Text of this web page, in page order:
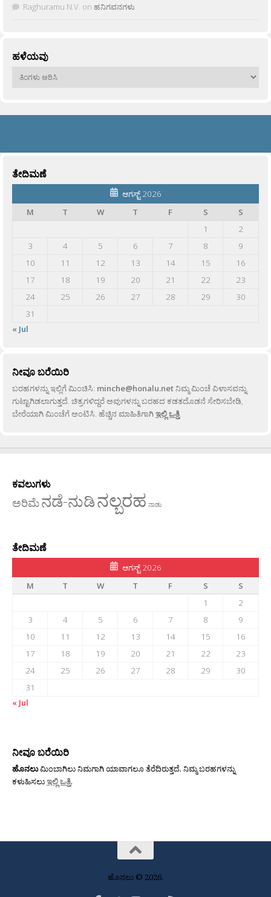
Raghuramu N.V. on ಹನಿಗವನಗಳು
ಹಳೆಯವು
ಹಳೆಯವು
ತೇದಿಮಣೆ
ಆಗಸ್ಟ್ 2026
M
T W T F S
S
1
2
3
4 5 6 7 8
9
10
11 12 13 14 15
16
17
18 19 20 21 22
23
24
25 26 27 28 29
30
31
« Jul
ನೀವೂ ಬರೆಯಿರಿ
ಬರಹಗಳನ್ನು ಇಲ್ಲಿಗೆ ಮಿಂಚಿಸಿ: minche@honalu.netನಿಮ್ಮ ಮಿಂಚೆ ವಿಳಾಸವನ್ನು
ಗುಟ್ಟಾಗಿಡಲಾಗುತ್ತದೆ. ಚಿತ್ರಗಳಿದ್ದರೆ ಅವುಗಳನ್ನು ಬರಹದ ಕಡತದೊಡನೆ ಸೇರಿಸಬೇಡಿ,
ಬೇರೆಯಾಗಿ ಮಿಂಚೆಗೆ ಅಂಟಿಸಿ. ಹೆಚ್ಚಿನ ಮಾಹಿತಿಗಾಗಿಇಲ್ಲಿ ಒತ್ತಿ.
ಕವಲುಗಳು
ಅರಿಮೆನಡೆ-ನುಡಿನಲ್ಬರಹ ನಾಡು
ತೇದಿಮಣೆ
ಆಗಸ್ಟ್ 2026
M
T W T F S
S
1
2
3
4 5 6 7 8
9
10
11 12 13 14 15
16
17
18 19 20 21 22
23
24
25 26 27 28 29
30
31
« Jul
ನೀವೂ ಬರೆಯಿರಿ
ಹೊನಲುಮಿಂಬಾಗಿಲು ನಿಮಗಾಗಿ ಯಾವಾಗಲೂ ತೆರೆದಿರುತ್ತದೆ. ನಿಮ್ಮ ಬರಹಗಳನ್ನು
ಕಳುಹಿಸಲುಇಲ್ಲಿ ಒತ್ತಿ.
ಹೊನಲು © 2026.